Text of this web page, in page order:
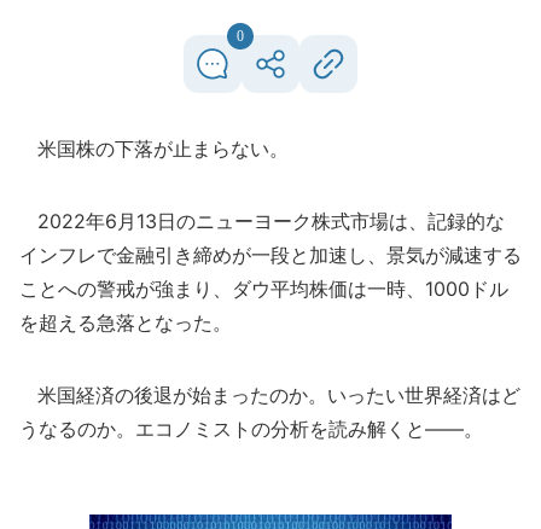
0
米国株の下落が止まらない。
2022年6月13日のニューヨーク株式市場は、記録的な
インフレで金融引き締めが一段と加速し、景気が減速する
ことへの警戒が強まり、ダウ平均株価は一時、1000ドル
を超える急落となった。
米国経済の後退が始まったのか。いったい世界経済はど
うなるのか。エコノミストの分析を読み解くと――。